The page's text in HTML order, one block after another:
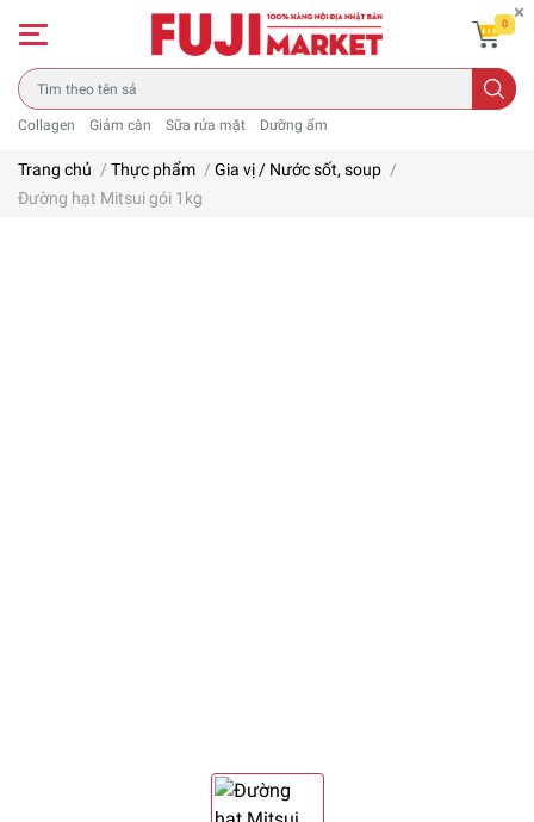
Collagen Giảm cân Sữa rửa mặt Dưỡng ẩm
0
Trang chủ / Thực phẩm / Gia vị / Nước sốt, soup /
Đường hạt Mitsui gói 1kg